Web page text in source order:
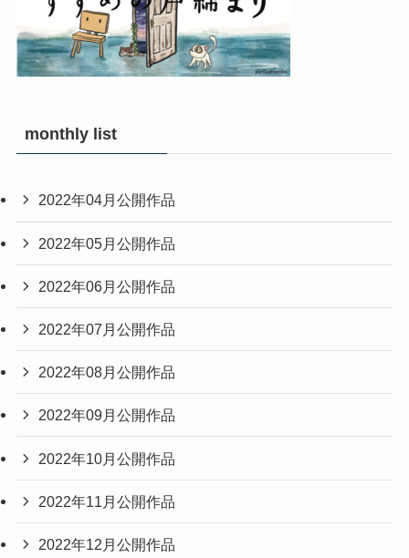
monthly list
2022年04月公開作品
2022年05月公開作品
2022年06月公開作品
2022年07月公開作品
2022年08月公開作品
2022年09月公開作品
2022年10月公開作品
2022年11月公開作品
2022年12月公開作品